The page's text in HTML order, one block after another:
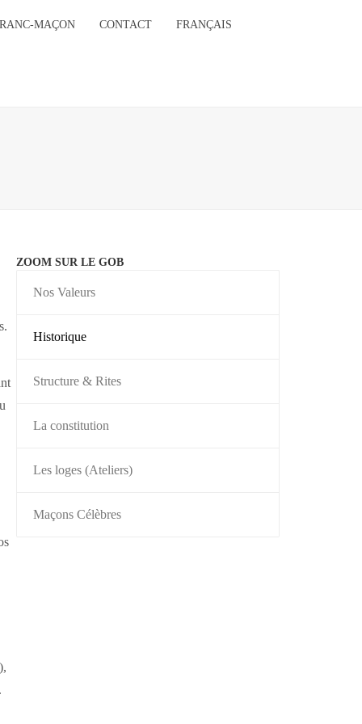
MAÇON CONTACT FRANÇAIS
ZOOM SUR LE GOB
Nos Valeurs
Historique
Structure & Rites
La constitution
Les loges (Ateliers)
Maçons Célèbres